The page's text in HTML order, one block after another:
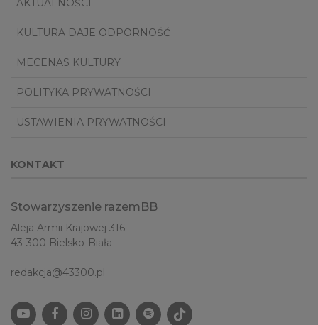
AKTUALNOŚCI
KULTURA DAJE ODPORNOŚĆ
MECENAS KULTURY
POLITYKA PRYWATNOŚCI
USTAWIENIA PRYWATNOŚCI
KONTAKT
Stowarzyszenie razemBB
Aleja Armii Krajowej 316
43-300 Bielsko-Biała
redakcja@43300.pl